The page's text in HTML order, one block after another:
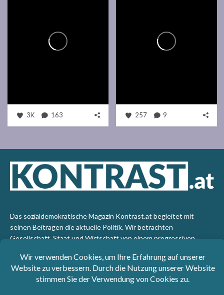
3K 163 257 9
Das sozialdemokratische Magazin Kontrast.at begleitet mit
seinen Beiträgen die aktuelle Politik. Wir betrachten
Gesellschaft, Staat und Wirtschaft von einem progressiven,
sozialen Gerechtigkeit auf die Welt.
Impressum: SPÖ-Klub - 1017 Wien - Telefon: +43 1 40110-